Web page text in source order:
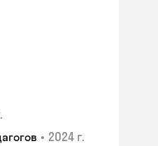
• 2024 г.